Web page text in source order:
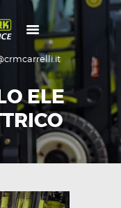
ELE